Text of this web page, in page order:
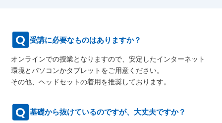
受講に必要なものはありますか？
オンラインでの授業となりますので、安定したインターネット
環境とパソコンかタブレットをご用意ください。
その他、ヘッドセットの着用を推奨しております。
基礎から抜けているのですが、大丈夫ですか？